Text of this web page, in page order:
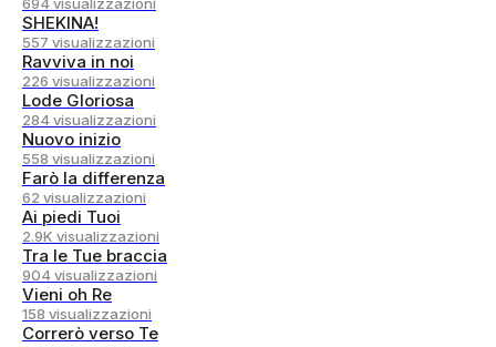
SHEKINA!
557 visualizzazioni
Ravviva in noi
226 visualizzazioni
Lode Gloriosa
284 visualizzazioni
Nuovo inizio
558 visualizzazioni
Farò la differenza
62 visualizzazioni
Ai piedi Tuoi
2.9K visualizzazioni
Tra le Tue braccia
904 visualizzazioni
Vieni oh Re
158 visualizzazioni
Correrò verso Te